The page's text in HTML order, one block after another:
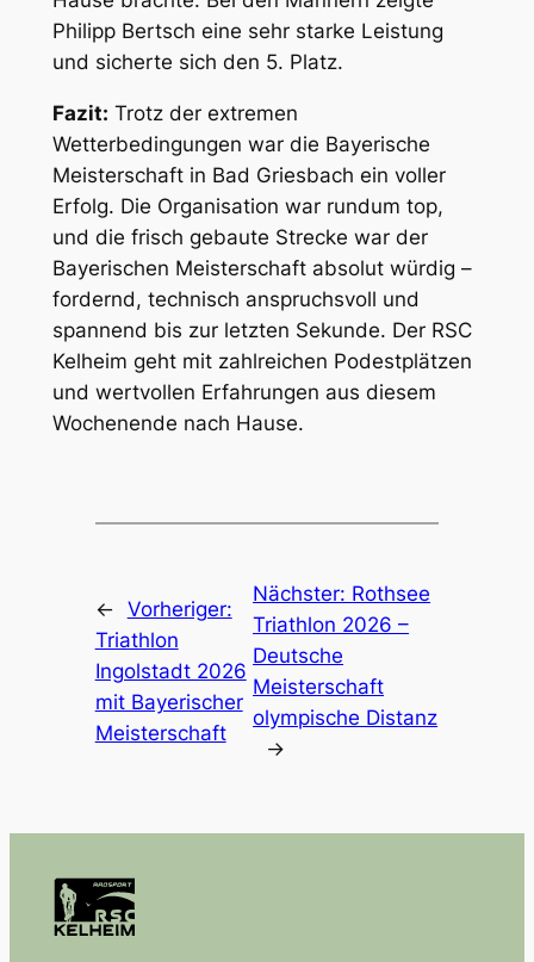
Philipp Bertsch eine sehr starke Leistung
und sicherte sich den 5. Platz.
Fazit: Trotz der extremen
Wetterbedingungen war die Bayerische
Meisterschaft in Bad Griesbach ein voller
Erfolg. Die Organisation war rundum top,
und die frisch gebaute Strecke war der
Bayerischen Meisterschaft absolut würdig –
fordernd, technisch anspruchsvoll und
spannend bis zur letzten Sekunde. Der RSC
Kelheim geht mit zahlreichen Podestplätzen
und wertvollen Erfahrungen aus diesem
Wochenende nach Hause.
← Vorheriger:
Triathlon
Ingolstadt 2026
mit Bayerischer
Meisterschaft
Nächster: Rothsee
Triathlon 2026 –
Deutsche
Meisterschaft
olympische Distanz
→